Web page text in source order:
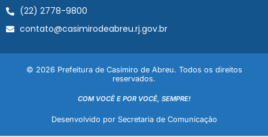
(22) 2778-9800
contato@casimirodeabreu.rj.gov.br
© 2026 Prefeitura de Casimiro de Abreu. Todos os direitos
reservados.
COM VOCÊ E POR VOCÊ, SEMPRE!
Desenvolvido por Secretaria de Comunicação